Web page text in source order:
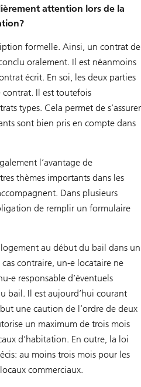
attention lors de la
formelle. Ainsi, un contrat de
oralement. Il est néanmoins
écrit. En soi, les deux parties
contrat. Il est toutefois
types. Cela permet de s’assurer
sont bien pris en compte dans
l’avantage de
thèmes importants dans les
Dans plusieurs
de remplir un formulaire
au début du bail dans un
contraire, un-e locataire ne
e responsable d’éventuels
bail. Il est aujourd’hui courant
une caution de l’ordre de deux
un maximum de trois mois
d’habitation. En outre, la loi
au moins trois mois pour les
commerciaux.